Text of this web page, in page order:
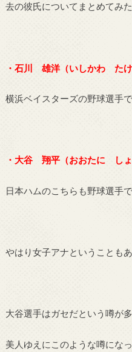
去の彼氏についてまとめてみ
・石川 雄洋（いしかわ たけ
横浜ベイスターズの野球選手で
・大谷 翔平（おおたに しょ
日本ハムのこちらも野球選手
やはり女子アナということも
大谷選手はガセだという噂が多
美人ゆえにこのような噂にな